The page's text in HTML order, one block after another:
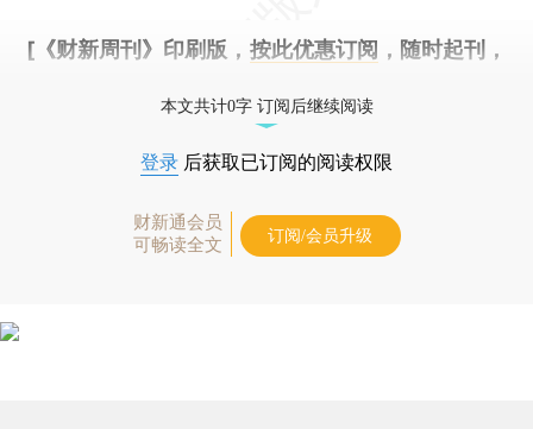
[《财新周刊》印刷版， 按此优惠订阅 ，随时起刊，
本文共计0字 订阅后继续阅读
登录 后获取已订阅的阅读权限
财新通会员
可畅读全文
订阅/会员升级